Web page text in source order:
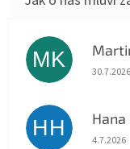
MK
30.7.2026
HH
4.7.2026